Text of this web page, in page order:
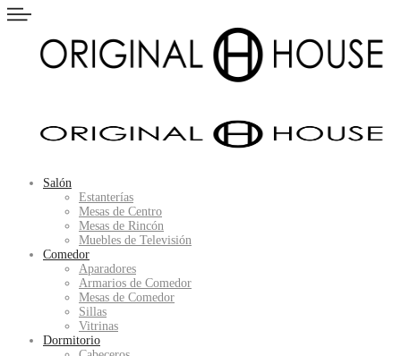
Salón
Estanterías
Mesas de Centro
Mesas de Rincón
Muebles de Televisión
Comedor
Aparadores
Armarios de Comedor
Mesas de Comedor
Sillas
Vitrinas
Dormitorio